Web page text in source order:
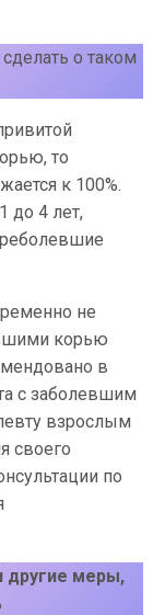
о таком
то
к 100%.
до 4 лет,
не
корью
в
с заболевшим
взрослым
своего
по
другие меры,